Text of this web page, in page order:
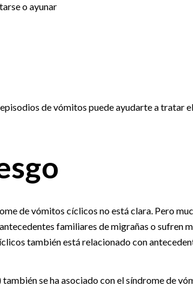
o ayunar
de vómitos puede ayudarte a tratar
de vómitos cíclicos no está clara. Pero
familiares de migrañas o sufren
también está relacionado con
se ha asociado con el síndrome de